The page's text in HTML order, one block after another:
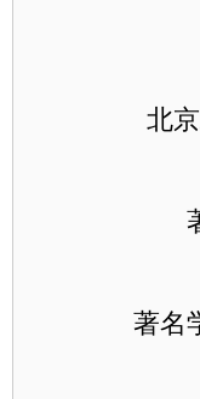
北京
著
著名学